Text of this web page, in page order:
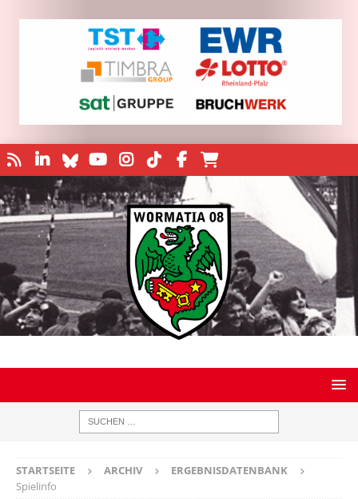
STARTSEITE ARCHIV
ERGEBNISDATENBANK
Spielinfo